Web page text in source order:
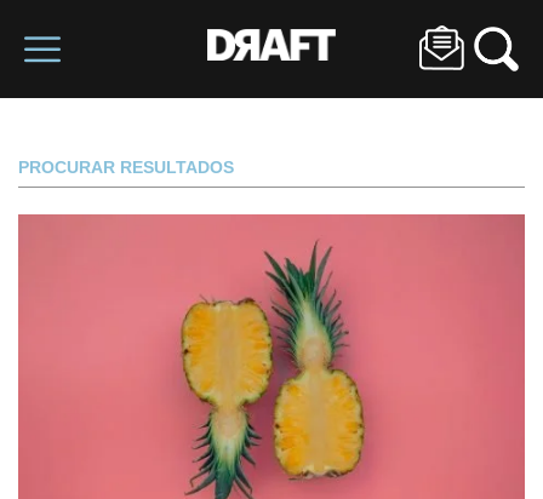
PROCURAR RESULTADOS